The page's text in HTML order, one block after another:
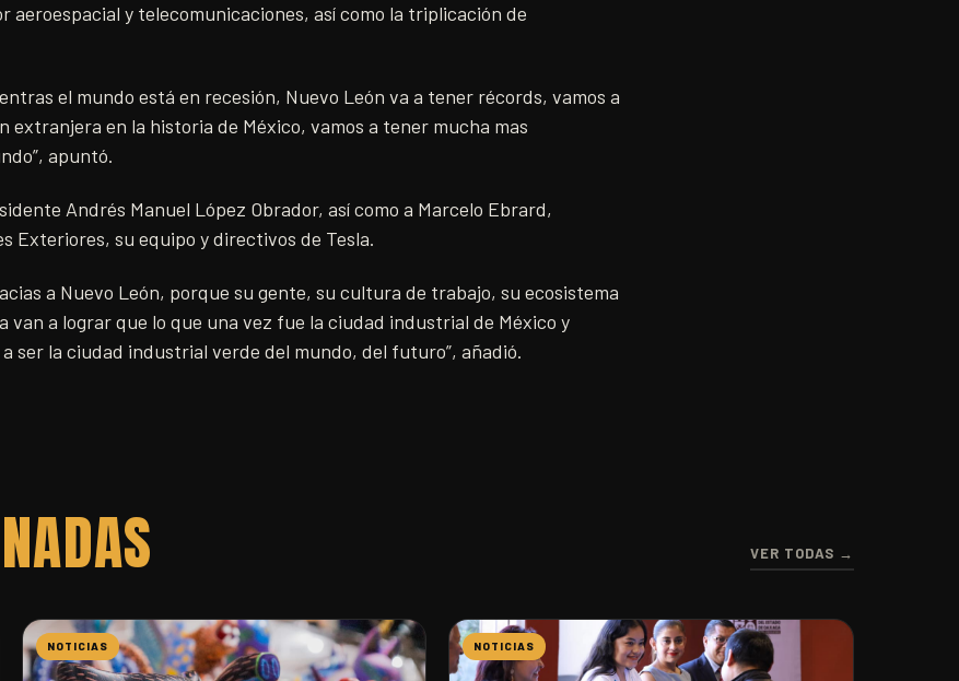
aeroespacial y telecomunicaciones, así como la triplicación de
el mundo está en recesión, Nuevo León va a tener récords, vamos a
extranjera en la historia de México, vamos a tener mucha mas
apuntó.
Andrés Manuel López Obrador, así como a Marcelo Ebrard,
Exteriores, su equipo y directivos de Tesla.
a Nuevo León, porque su gente, su cultura de trabajo, su ecosistema
van a lograr que lo que una vez fue la ciudad industrial de México y
ser la ciudad industrial verde del mundo, del futuro”, añadió.
VER TODAS →
NOTICIAS NOTICIAS